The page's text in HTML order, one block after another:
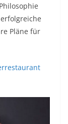
Pläne für